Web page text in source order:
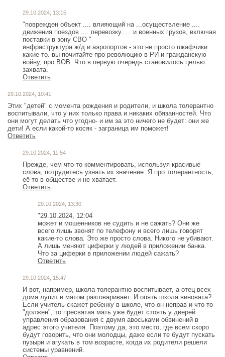
29.10.2024, 13:15
"поврежден объект .... влияющий на ...осуществление ....
движения поездов .... перевозку..... и военных грузов, включая
поставки в зону СВО "
инфраструктура ж/д и аэропортов - это не просто шкафчики
какие-то. вы почитайте про революцию в РИ и гражданскую
войну, про ВОВ. Что в первую очередь становилось целью
захвата.
Ответить
29.10.2024, 10:41
Этих "детей" с момента рождения и родители, и школа толерантно
воспитывали, что у них только права и никаких обязанностей. Что
они могут делать что угодно- и им за это ничего не будет: они же
дети! А если какой-то косяк - заграница им поможет!
Ответить
29.10.2024, 11:54
Прежде, чем что-то комментировать, используя красивые
слова, потрудитесь узнать их значение. Я про толерантность,
её то в обществе и не хватает.
Ответить
29.10.2024, 13:30
"29.10.2024, 12:04
может и мошенников не судить и не сажать? Они же
всего лишь звонят по телефону и всего лишь говорят
какие-то слова. Это же просто слова. Никого не убивают.
А лишь меняют циферки у людей в приложении банка.
Что за циферки в приложении людей сажать?
Ответить
29.10.2024, 15:47
И вот, например, школа толерантно воспитывает, а отец всех
дома лупит и матом разговаривает. И опять школа виновата?
Если учитель скажет ребенку в школе, что он неправ и что-то
"должен", то пресвятая мать уже будет стоять у дверей
управления образования с двумя авоськами обвинений в
адрес этого учителя. Поэтому да, это место, где всем скоро
будут говорить, что они молодцы, даже если те будут пускать
пузыри и агукать в том возрасте, когда их родители решели
системы уравнений.